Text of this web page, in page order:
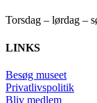
Torsdag – lørdag –
LINKS
Besøg museet
Privatlivspolitik
Bliv medlem